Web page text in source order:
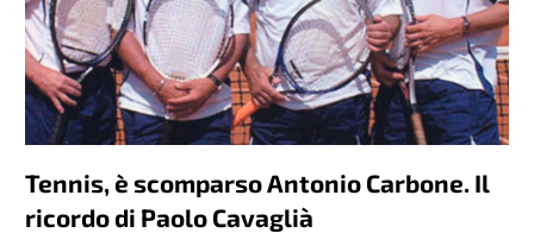
Tennis, è scomparso Antonio Carbone. Il
ricordo di Paolo Cavaglià